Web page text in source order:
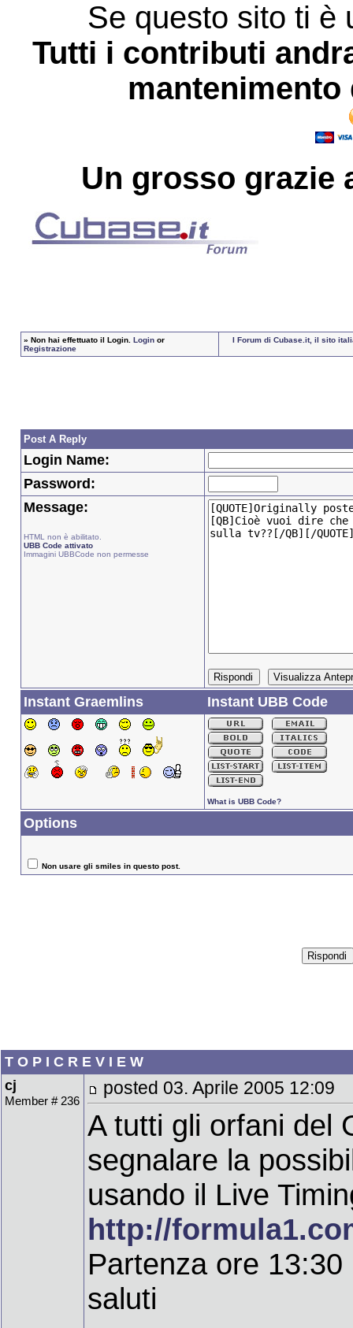
Se questo sito ti è
Tutti i contributi
Un grosso grazie
»Non hai effettuato il Login.Login or
Registrazione
I Forum di Cubase.it, il sito
Post A Reply
Login Name:
Password:
Message:
HTML non è abilitato.
UBB Code attivato
Immagini UBBCode non permesse
Instant Graemlins Instant UBB Code
What is UBB Code?
Options
Non usare gli smiles in questo post.
T O P I C R E V I E W
cj
Member # 236
posted 03. Aprile 2005 12:09
A tutti gli orfani del
segnalare la
usando il Live
http://
Partenza ore 13:30
saluti